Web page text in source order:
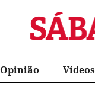
Sábado
Opinião Vídeos